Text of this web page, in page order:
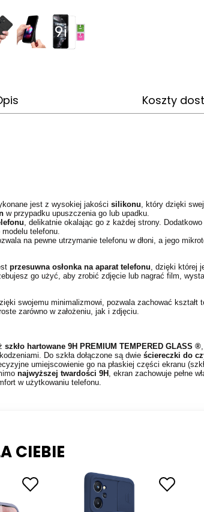
Koszty
jest z wysokiej jakości silikonu , który dzięki
w przypadku upuszczenia go lub upadku.
, delikatnie okalając go z każdej strony.
telefonu.
na pewne utrzymanie telefonu w dłoni, a jego
przesuwna osłonka na aparat telefonu , dzięki której
go użyć, aby zrobić zdjęcie lub nagrać film,
swojemu minimalizmowi, pozwala zachować kształt
zarówno w założeniu, jak i zdjęciu.
szkło hartowane 9H PREMIUM TEMPERED GLASS ®
Do szkła dołączone są dwie ściereczki do
umiejscowienie go na płaskiej części ekranu
najwyższej twardości 9H , ekran zachowuje pełne
w użytkowaniu telefonu.
CIEBIE